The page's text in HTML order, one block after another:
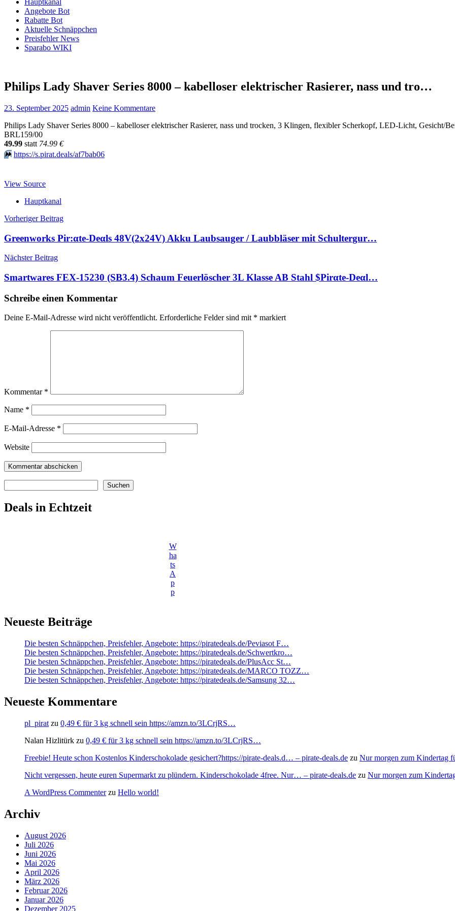
Hauptkanal
Angebote Bot
Rabatte Bot
Aktuelle Schnäppchen
Preisfehler News
Sparabo WIKI
Philips Lady Shaver Series 8000 – kabelloser elektrischer Rasierer, nass und tro…
23. September 2025 admin Keine Kommentare
Philips Lady Shaver Series 8000 – kabelloser elektrischer Rasierer, nass und trocken, 3 Klingen, flexibler Scherkopf, LED-Licht,
BRL159/00
49.99 statt 74.99 €
⏩️ https://s.pirat.deals/af7bab06
View Source
Hauptkanal
Beitragsnavigation
Vorheriger Beitrag
Greenworks Pir:αtе-Dеαls 48V(2x24V) Akku Laubsauger / Laubbläser mit Schultergur…
Nächster Beitrag
Smartwares FEX-15230 (SB3.4) Schaum Feuerlöscher 3L Klasse AB Stahl $Pirαtе-Dеαl…
Schreibe einen Kommentar
Deine E-Mail-Adresse wird nicht veröffentlicht. Erforderliche Felder sind mit * markiert
Kommentar *
Name *
E-Mail-Adresse *
Website
Suchen
Deals in Echtzeit
W
ha
ts
A
p
p
Neueste Beiträge
Die besten Schnäppchen, Preisfehler, Angebote: https://piratedeals.de/Peviasot F…
Die besten Schnäppchen, Preisfehler, Angebote: https://piratedeals.de/Schwertkro…
Die besten Schnäppchen, Preisfehler, Angebote: https://piratedeals.de/PlusAcc St…
Die besten Schnäppchen, Preisfehler, Angebote: https://piratedeals.de/MARCO TOZZ…
Die besten Schnäppchen, Preisfehler, Angebote: https://piratedeals.de/Samsung 32…
Neueste Kommentare
pl_pirat zu 0,49 € für 3 kg schnell sein https://amzn.to/3LCrjRS…
Nalan Hizlitürk zu 0,49 € für 3 kg schnell sein https://amzn.to/3LCrjRS…
Freebie! Heute schon Kostenlos Kinderschokolade gesichert?https://pirate-deals.d… – pirate-deals.de zu Nur morgen zum Kindertag
Nicht vergessen, heute euren Supermarkt zu plündern. Kinderschokolade 4free. Nur… – pirate-deals.de zu Nur morgen zum
A WordPress Commenterzu Hello world!
Archiv
August 2026
Juli 2026
Juni 2026
Mai 2026
April 2026
März 2026
Februar 2026
Januar 2026
Dezember 2025